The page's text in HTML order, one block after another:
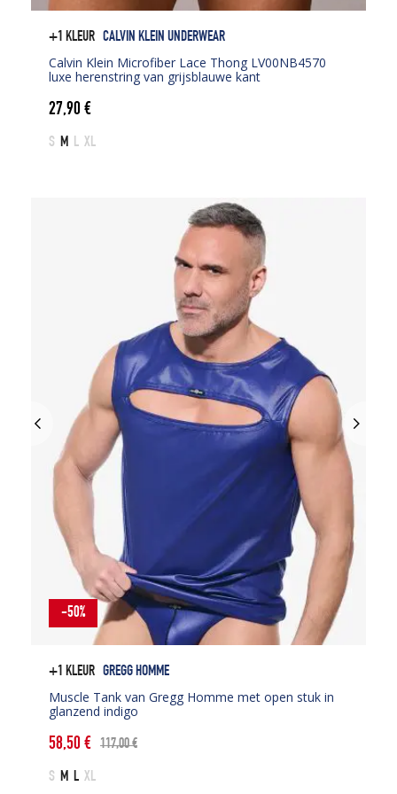
+1 KLEUR CALVIN KLEIN UNDERWEAR
Calvin Klein Microfiber Lace Thong LV00NB4570
luxe herenstring van grijsblauwe kant
27,90€
S M L XL
+1 KLEUR GREGG HOMME
Muscle Tank van Gregg Homme met open stuk in
glanzend indigo
117,00€
Oorspronkelijke
prijs
58,50€
Huidige
prijs
S M L XL
-50%